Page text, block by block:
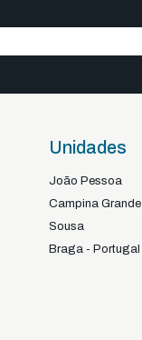
Unidades
João Pessoa
Campina Grande
Sousa
Braga - Portugal